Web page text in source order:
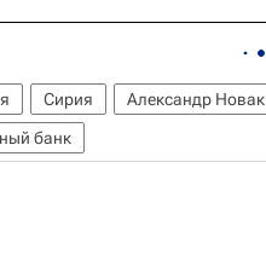
Сирия Александр Новак
банк